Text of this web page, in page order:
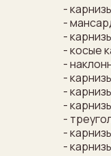
-
-
-
- косые
-
-
-
-
-
-
-